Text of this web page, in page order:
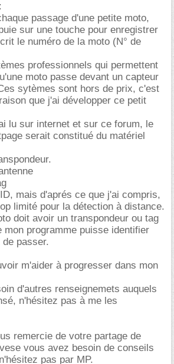
passage d'une petite moto,
sur une touche pour enregistrer
le numéro de la moto (N° de
professionnels qui permettent
moto passe devant un capteur
sytèmes sont hors de prix, c'est
que j'ai développer ce petit
lu sur internet et sur ce forum, le
serait constitué du matériel
mais d'aprés ce que j'ai compris,
limité pour la détection à distance.
doit avoir un transpondeur ou tag
mon programme puisse identifier
passer.
m'aider à progresser dans mon
d'autres renseignemets auquels
n'hésitez pas à me les
remercie de votre partage de
vous avez besoin de conseils
pas par MP.